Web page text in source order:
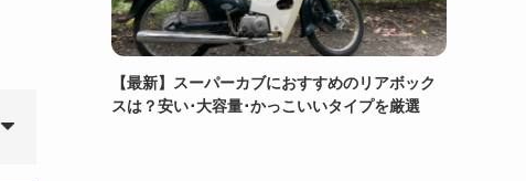
【最新】スーパーカブにおすすめのリアボック
スは？安い･大容量･かっこいいタイプを厳選